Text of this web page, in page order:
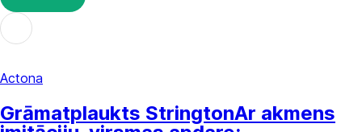
LIKT GROZĀ
Actona
Grāmatplaukts StringtonAr akmens